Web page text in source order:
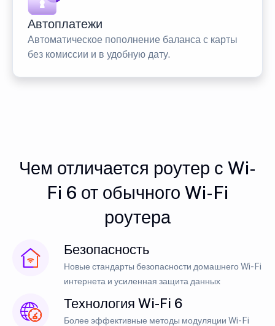
Автоплатежи
Автоматическое пополнение баланса с карты
без комиссии и в удобную дату.
Чем отличается роутер с Wi-
Fi 6 от обычного Wi-Fi
роутера
Безопасность
Новые стандарты безопасности домашнего Wi-Fi
интернета и усиленная защита данных
Технология Wi-Fi 6
Более эффективные методы модуляции Wi-Fi